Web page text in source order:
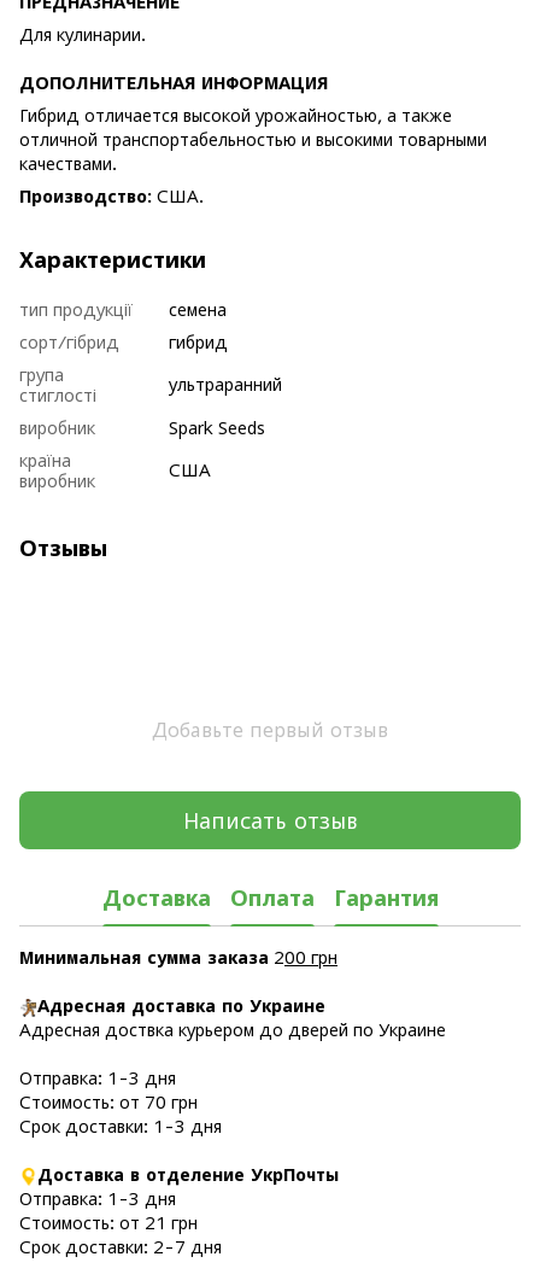
Для кулинарии.
ДОПОЛНИТЕЛЬНАЯ ИНФОРМАЦИЯ
Гибрид отличается высокой урожайностью, а также
отличной транспортабельностью и высокими товарными
качествами.
Производство: США.
Характеристики
тип продукції
семена
сорт/гібрид
гибрид
група
стиглості
ультраранний
виробник
Spark Seeds
країна
виробник
США
Отзывы
Добавьте первый отзыв
Написать отзыв
Доставка Оплата Гарантия
Минимальная сумма заказа 200 грн
Адресная доставка по Украине
Адресная доствка курьером до дверей по Украине
Отправка: 1-3 дня
Стоимость: от 70 грн
Срок доставки: 1-3 дня
Доставка в отделение УкрПочты
Отправка: 1-3 дня
Стоимость: от 21 грн
Срок доставки: 2-7 дня